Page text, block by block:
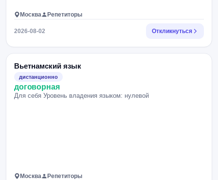
Москва Репетиторы
2026-08-02 Откликнуться
Вьетнамский язык
дистанционно
договорная
Для себя Уровень владения языком: нулевой
Москва Репетиторы